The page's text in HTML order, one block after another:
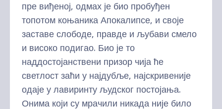
пре виђеној, одмах је био пробуђен
топотом коњаника Апокалипсе, и своје
заставе слободе, правде и љубави смело
и високо подигао. Био је то
наддостојанствени призор чија ће
светлост заћи у најдубље, најскривеније
одаје у лавиринту људског постојања.
Онима који су мрачили никада није било